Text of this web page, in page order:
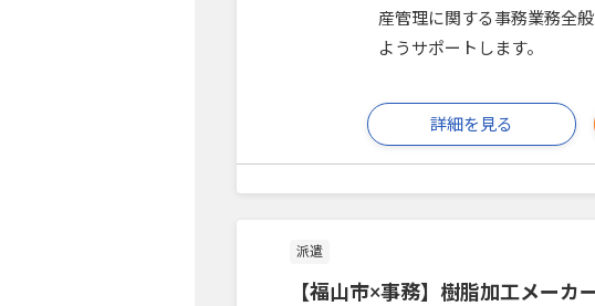
産管理に関する事務業務全
ようサポートします。
詳細を見る
派遣
【福山市×事務】樹脂加工メーカ